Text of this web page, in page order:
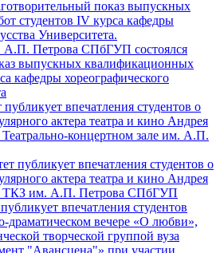
Петрова СПбГУП состоялся
выпускных квалификационных
кафедры хореографического
публикует впечатления студентов о
актера театра и кино Андрея
ТКЗ им. А.П. Петрова СПбГУП